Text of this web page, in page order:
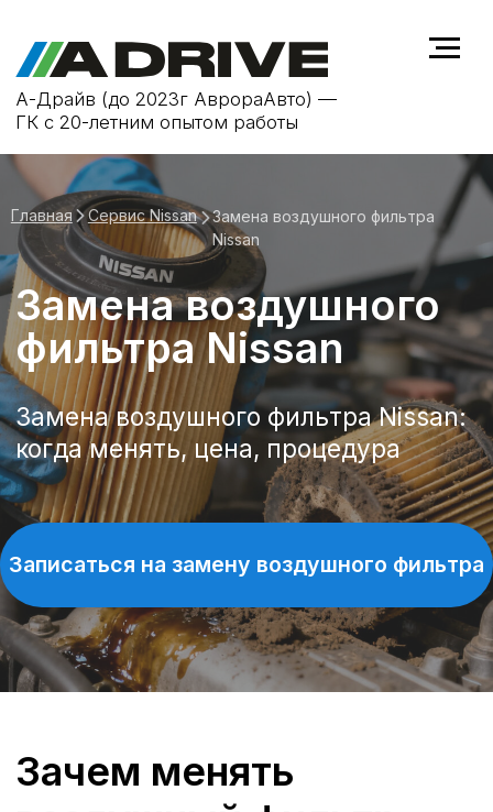
А-Драйв (до 2023г АврораАвто) —
Замена воздушного
фильтра Nissan
Замена воздушного фильтра Nissan:
когда менять, цена, процедура
Записаться на замену воздушного фильтра
Главная Сервис Nissan
Замена воздушного фильтра
Nissan
Зачем менять
воздушный фильтр
Nissan
Регулярная замена воздушного
фильтра Nissan помогает сохранить
препятствуя их попаданию во
впускной тракт. Чистый фильтр